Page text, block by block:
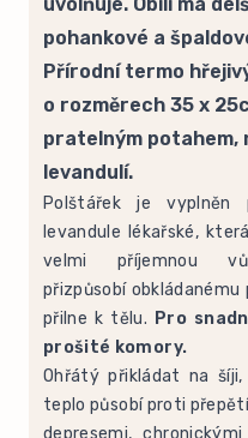
uvolňuje. Obilí má
pohankové a
Přírodní termo
o rozměrech 35 x
pratelným potahem,
levandulí.
Polštářek je vyplněn
levandule lékařské,
velmi příjemnou
přizpůsobí
přilne k tělu. Pro
prošité komory.
Ohřátý přikládat na šíji,
teplo působí proti